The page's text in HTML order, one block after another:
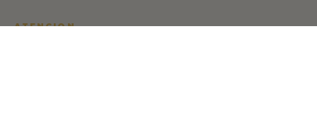
ATENCION